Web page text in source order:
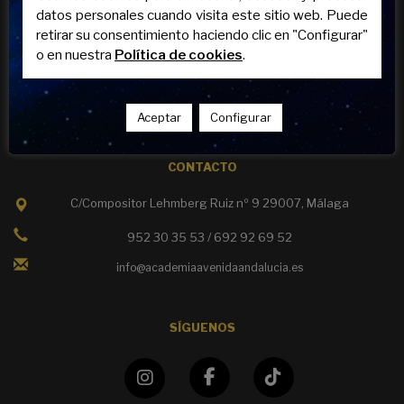
Nuestra academia
Trabaja con Nosotros
Política de privacidad
Política de cookies
Aviso legal
Política de calidad
CONTACTO
C/Compositor Lehmberg Ruiz nº 9 29007, Málaga
952 30 35 53 / 692 92 69 52
info@academiaavenidaandalucia.es
SÍGUENOS
datos personales cuando visita este sitio web. Puede
retirar su consentimiento haciendo clic en "Configurar"
o en nuestra Política de cookies.
Aceptar Configurar